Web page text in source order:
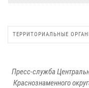
ТЕРРИТОРИАЛЬНЫЕ
Пресс-служба
Краснознаменного